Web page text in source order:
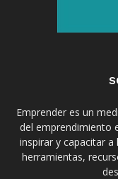
Emprender es un
del emprendimiento
inspirar y capacitar
herramientas,